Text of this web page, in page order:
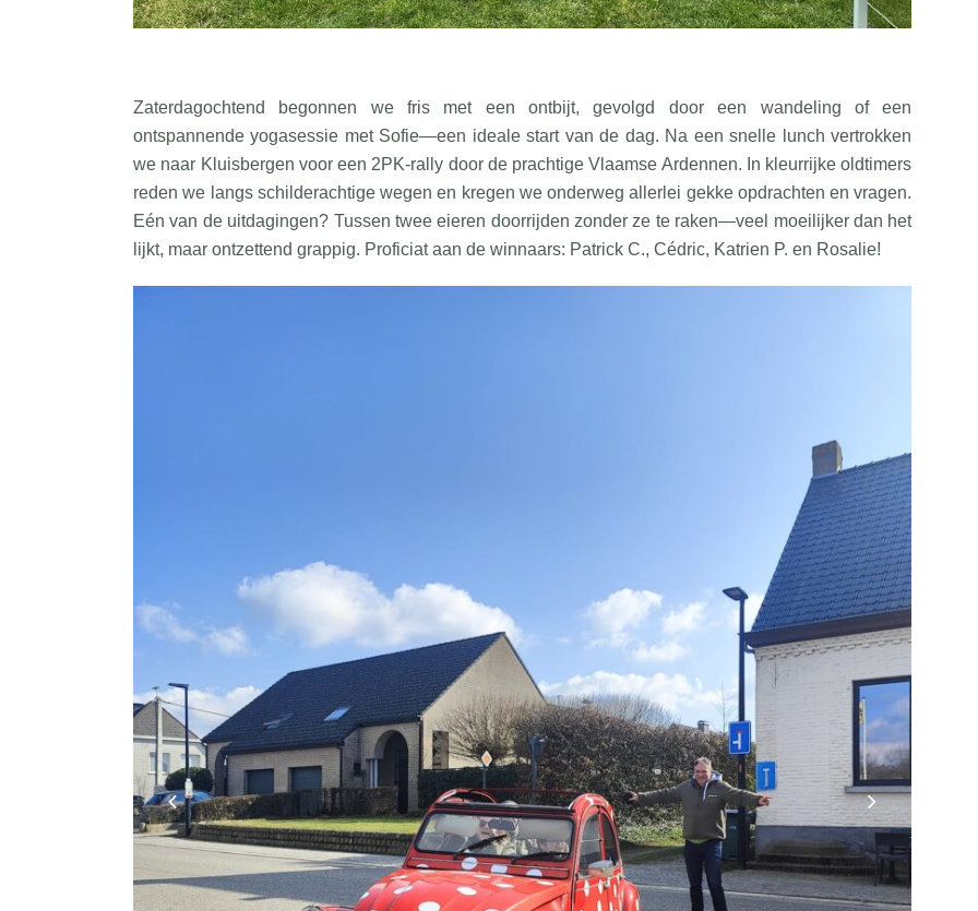
Zaterdagochtend begonnen we fris met een ontbijt, gevolgd door een wandeling of een
ontspannende yogasessie met Sofie—een ideale start van de dag. Na een snelle lunch vertrokken
we naar Kluisbergen voor een 2PK-rally door de prachtige Vlaamse Ardennen. In kleurrijke oldtimers
reden we langs schilderachtige wegen en kregen we onderweg allerlei gekke opdrachten en vragen.
Eén van de uitdagingen? Tussen twee eieren doorrijden zonder ze te raken—veel moeilijker dan het
lijkt, maar ontzettend grappig. Proficiat aan de winnaars: Patrick C., Cédric, Katrien P. en Rosalie!